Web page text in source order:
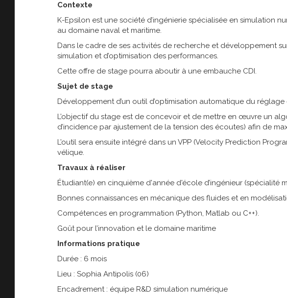
Contexte
K-Epsilon est une société d’ingénierie spécialisée en simulation
au domaine naval et maritime.
Dans le cadre de ses activités de recherche et développement
simulation et d’optimisation des performances.
Cette offre de stage pourra aboutir à une embauche CDI.
Sujet de stage
Développement d’un outil d’optimisation automatique du
L’objectif du stage est de concevoir et de mettre en œuvre un
d’incidence par ajustement de la tension des écoutes) afin de
L’outil sera ensuite intégré dans un VPP (Velocity Prediction
vélique.
Travaux à réaliser
Étudiant(e) en cinquième d'année d'école d’ingénieur (spécialité
Bonnes connaissances en mécanique des fluides et en
Compétences en programmation (Python, Matlab ou C++).
Goût pour l’innovation et le domaine maritime
Informations pratique
Durée : 6 mois
Lieu : Sophia Antipolis (06)
Encadrement : équipe R&D simulation numérique